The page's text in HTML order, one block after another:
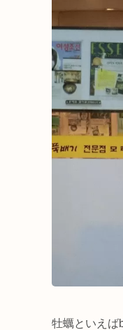
牡蠣といえば